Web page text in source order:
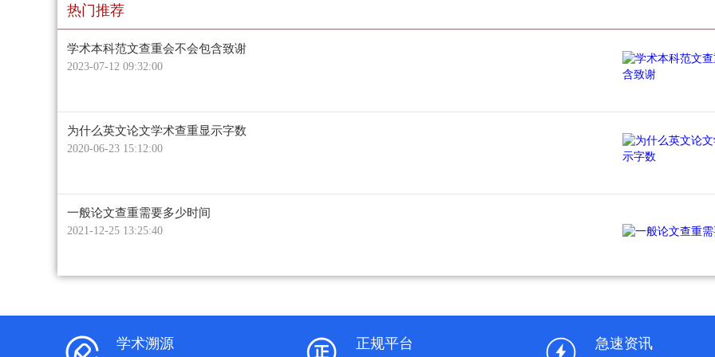
热门推荐
学术本科范文查重会不会包含致谢
2023-07-12 09:32:00
为什么英文论文学术查重显示字数
2020-06-23 15:12:00
一般论文查重需要多少时间
2021-12-25 13:25:40
学术溯源 正规平台 急速资讯